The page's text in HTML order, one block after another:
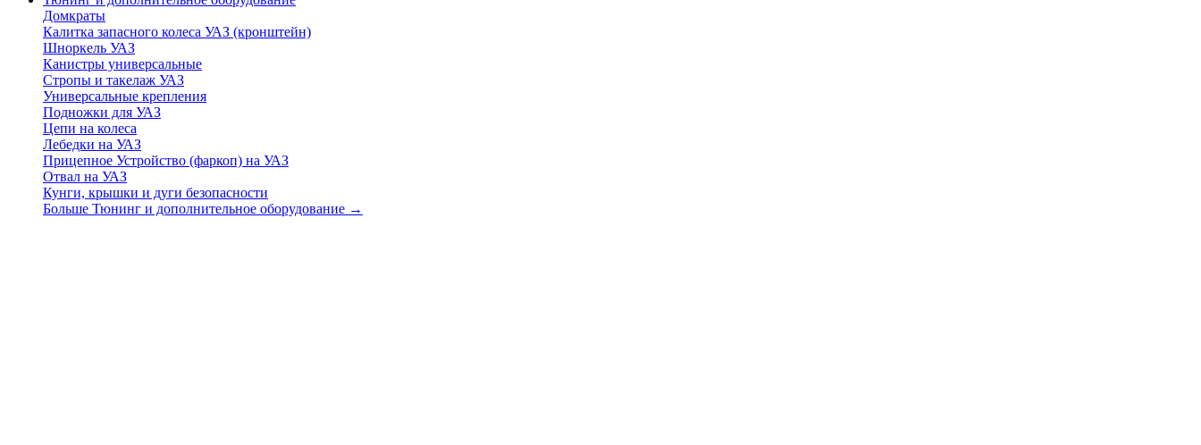
Домкраты
Калитка запасного колеса УАЗ (кронштейн)
Шноркель УАЗ
Канистры универсальные
Стропы и такелаж УАЗ
Универсальные крепления
Подножки для УАЗ
Цепи на колеса
Лебедки на УАЗ
Прицепное Устройство (фаркоп) на УАЗ
Отвал на УАЗ
Кунги, крышки и дуги безопасности
Больше Тюнинг и дополнительное оборудование →